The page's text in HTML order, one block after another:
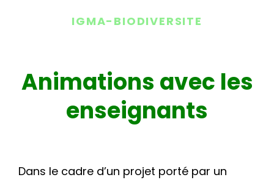
IGMA-BIODIVERSITE
Animations avec les
enseignants
Dans le cadre d’un projet porté par un